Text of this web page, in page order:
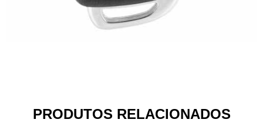
PRODUTOS RELACIONADOS